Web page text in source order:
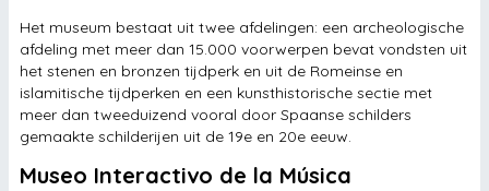
Het museum bestaat uit twee afdelingen: een archeologische
afdeling met meer dan 15.000 voorwerpen bevat vondsten uit
het stenen en bronzen tijdperk en uit de Romeinse en
islamitische tijdperken en een kunsthistorische sectie met
meer dan tweeduizend vooral door Spaanse schilders
gemaakte schilderijen uit de 19e en 20e eeuw.
Museo Interactivo de la Música